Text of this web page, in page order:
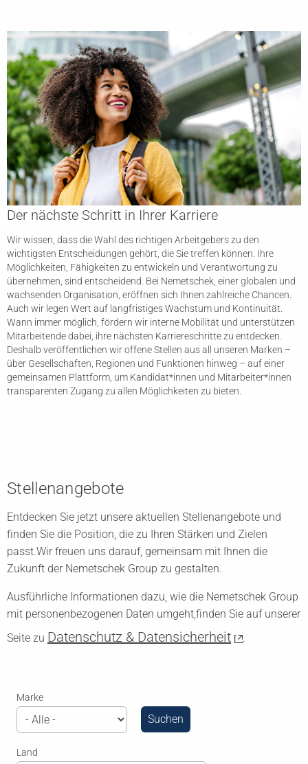
Der nächste Schritt in Ihrer Karriere
Wir wissen, dass die Wahl des richtigen Arbeitgebers zu den
wichtigsten Entscheidungen gehört, die Sie treffen können. Ihre
Möglichkeiten, Fähigkeiten zu entwickeln und Verantwortung zu
übernehmen, sind entscheidend. Bei Nemetschek, einer globalen und
wachsenden Organisation, eröffnen sich Ihnen zahlreiche Chancen.
Auch wir legen Wert auf langfristiges Wachstum und Kontinuität.
Wann immer möglich, fördern wir interne Mobilität und unterstützen
Mitarbeitende dabei, ihre nächsten Karriereschritte zu entdecken.
Deshalb veröffentlichen wir offene Stellen aus all unseren Marken –
über Gesellschaften, Regionen und Funktionen hinweg – auf einer
gemeinsamen Plattform, um Kandidat*innen und Mitarbeiter*innen
transparenten Zugang zu allen Möglichkeiten zu bieten.
Stellenangebote
Entdecken Sie jetzt unsere aktuellen Stellenangebote und
finden Sie die Position, die zu Ihren Stärken und Zielen
passt.Wir freuen uns darauf, gemeinsam mit Ihnen die
Zukunft der Nemetschek Group zu gestalten.
Ausführliche Informationen dazu, wie die Nemetschek Group
mit personenbezogenen Daten umgeht,finden Sie auf unserer
Seite zu Datenschutz & Datensicherheit .
Marke
Land